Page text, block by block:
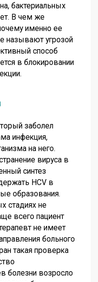
бактериальных
В чем же
именно ее
называют угрозой
способ
в блокировании
заболел
инфекция,
на него.
вируса в
синтез
HCV в
образования.
стадиях не
всего пациент
не имеет
больного
такая проверка
болезни возросло